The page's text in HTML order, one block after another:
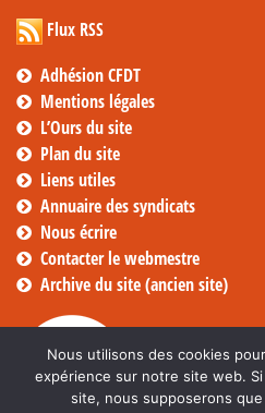
Flux RSS
Adhésion CFDT
Mentions légales
L’Ours du site
Plan du site
Liens utiles
Annuaire des syndicats
Nous écrire
Contacter le webmestre
Archive du site (ancien site)
Nous utilisons des cookies
expérience sur notre site web.
site, nous supposerons